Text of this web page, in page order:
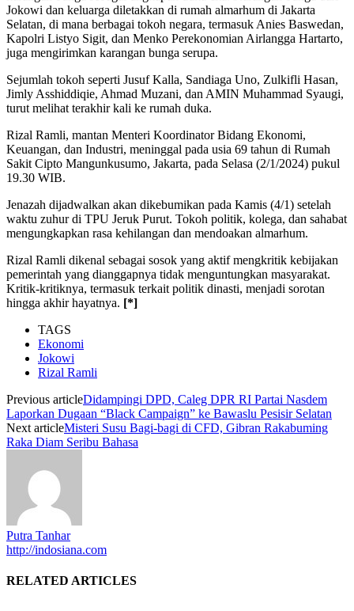
Jokowi dan keluarga diletakkan di rumah almarhum di Jakarta
Selatan, di mana berbagai tokoh negara, termasuk Anies Baswedan,
Kapolri Listyo Sigit, dan Menko Perekonomian Airlangga Hartarto,
juga mengirimkan karangan bunga serupa.
Sejumlah tokoh seperti Jusuf Kalla, Sandiaga Uno, Zulkifli Hasan,
Jimly Asshiddiqie, Ahmad Muzani, dan AMIN Muhammad Syaugi,
turut melihat terakhir kali ke rumah duka.
Rizal Ramli, mantan Menteri Koordinator Bidang Ekonomi,
Keuangan, dan Industri, meninggal pada usia 69 tahun di Rumah
Sakit Cipto Mangunkusumo, Jakarta, pada Selasa (2/1/2024) pukul
19.30 WIB.
Jenazah dijadwalkan akan dikebumikan pada Kamis (4/1) setelah
waktu zuhur di TPU Jeruk Purut. Tokoh politik, kolega, dan sahabat
mengungkapkan rasa kehilangan dan mendoakan almarhum.
Rizal Ramli dikenal sebagai sosok yang aktif mengkritik kebijakan
pemerintah yang dianggapnya tidak menguntungkan masyarakat.
Kritik-kritiknya, termasuk terkait politik dinasti, menjadi sorotan
hingga akhir hayatnya. [*]
TAGS
Ekonomi
Jokowi
Rizal Ramli
Previous articleDidampingi DPD, Caleg DPR RI Partai Nasdem
Laporkan Dugaan “Black Campaign” ke Bawaslu Pesisir Selatan
Next articleMisteri Susu Bagi-bagi di CFD, Gibran Rakabuming
Raka Diam Seribu Bahasa
Putra Tanhar
http://indosiana.com
RELATED ARTICLES